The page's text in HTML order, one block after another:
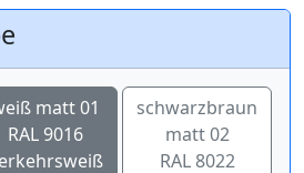
matt 01
RAL 9016
schwarzbraun
matt 02
RAL 8022